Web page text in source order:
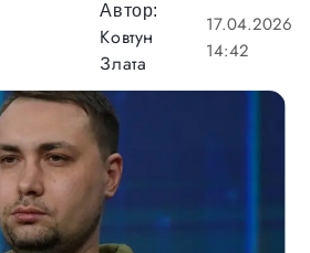
Автор:
Ковтун
Злата
17.04.2026
14:42